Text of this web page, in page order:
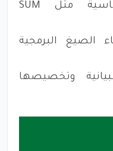
توظيف الدوال الأساسية مثل SUM
الصيغ البرمجية
وتخصيصها